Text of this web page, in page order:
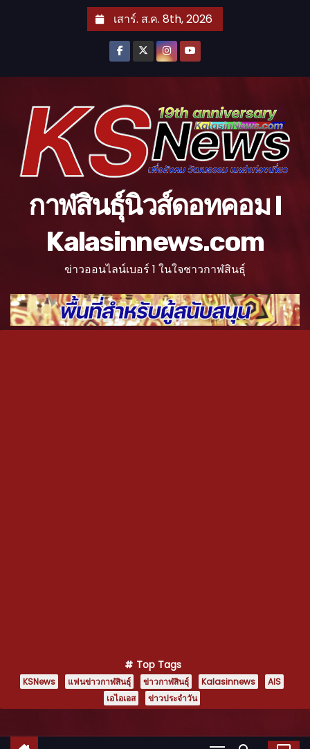
เสาร์. ส.ค. 8th, 2026
กาฬสินธุ์นิวส์ดอทคอม l
Kalasinnews.com
ข่าวออนไลน์เบอร์ 1 ในใจชาวกาฬสินธุ์
Top Tags
KSNews แฟนข่าวกาฬสินธุ์ ข่าวกาฬสินธุ์ Kalasinnews
AIS
เอไอเอส
ข่าวประจำวัน